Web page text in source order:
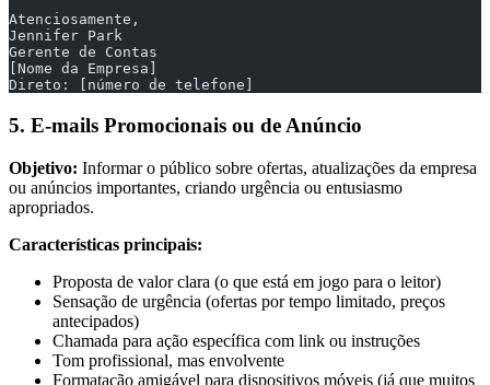
Atenciosamente,
Jennifer Park
Gerente de Contas
[Nome da Empresa]
Direto: [número de telefone]
5. E-mails Promocionais ou de Anúncio
Objetivo: Informar o público sobre ofertas, atualizações da empresa
ou anúncios importantes, criando urgência ou entusiasmo
apropriados.
Características principais:
Proposta de valor clara (o que está em jogo para o leitor)
Sensação de urgência (ofertas por tempo limitado, preços
antecipados)
Chamada para ação específica com link ou instruções
Tom profissional, mas envolvente
Formatação amigável para dispositivos móveis (já que muitos